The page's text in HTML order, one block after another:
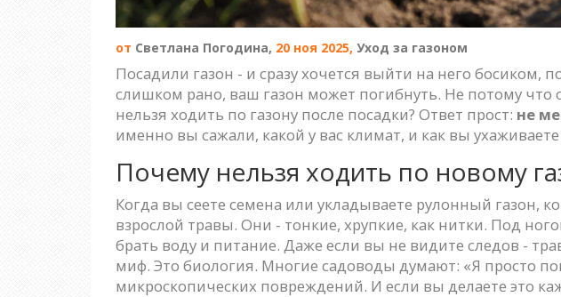
от Светлана Погодина, 20 ноя 2025, Уход за газоном
Посадили газон - и сразу хочется выйти на него босиком,
слишком рано, ваш газон может погибнуть. Не потому что
нельзя ходить по газону после посадки? Ответ прост: не
именно вы сажали, какой у вас климат, и как вы
Почему нельзя ходить по новому
Когда вы сеете семена или укладываете рулонный газон,
взрослой травы. Они - тонкие, хрупкие, как нитки. Под
брать воду и питание. Даже если вы не видите следов -
миф. Это биология. Многие садоводы думают: «Я просто
микроскопических повреждений. И если вы делаете это